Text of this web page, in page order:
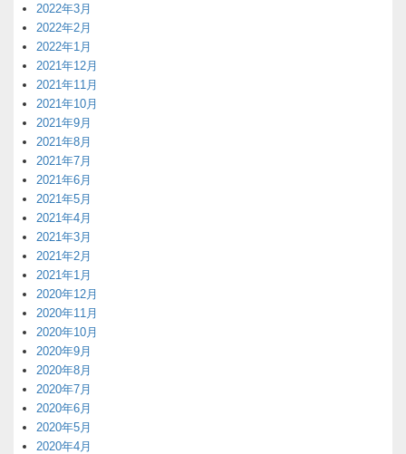
2022年3月
2022年2月
2022年1月
2021年12月
2021年11月
2021年10月
2021年9月
2021年8月
2021年7月
2021年6月
2021年5月
2021年4月
2021年3月
2021年2月
2021年1月
2020年12月
2020年11月
2020年10月
2020年9月
2020年8月
2020年7月
2020年6月
2020年5月
2020年4月